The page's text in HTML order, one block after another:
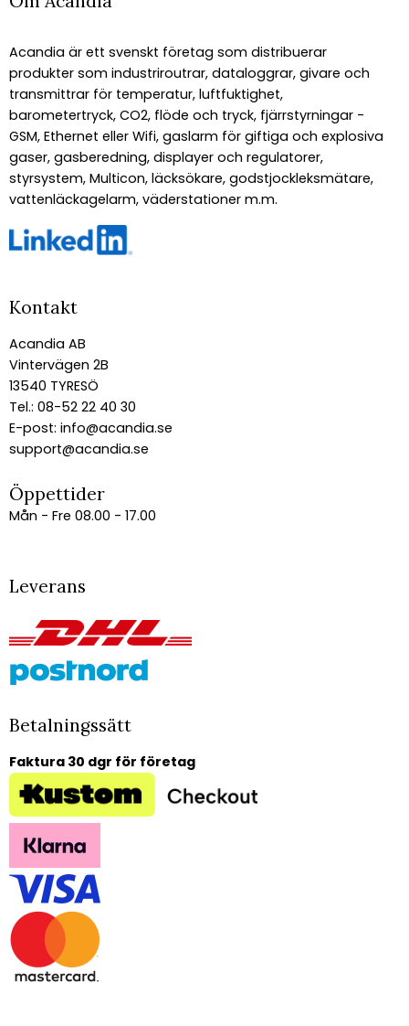
Acandia är ett svenskt företag som distribuerar
produkter som industriroutrar, dataloggrar, givare och
transmittrar för temperatur, luftfuktighet,
barometertryck, CO2, flöde och tryck, fjärrstyrningar -
GSM, Ethernet eller Wifi, gaslarm för giftiga och explosiva
gaser, gasberedning, displayer och regulatorer,
styrsystem, Multicon, läcksökare, godstjockleksmätare,
vattenläckagelarm, väderstationer m.m.
Kontakt
Acandia AB
Vintervägen 2B
13540 TYRESÖ
Tel.: 08-52 22 40 30
E-post: info@acandia.se
support@acandia.se
Öppettider
Mån - Fre 08.00 - 17.00
Leverans
Betalningssätt
Faktura 30 dgr för företag